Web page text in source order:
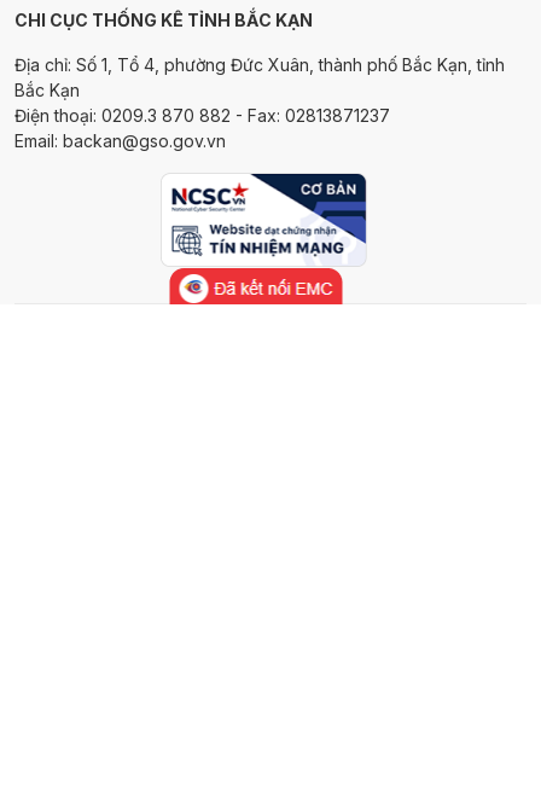
CHI CỤC THỐNG KÊ TỈNH BẮC KẠN
Địa chỉ: Số 1, Tổ 4, phường Đức Xuân, thành phố Bắc Kạn, tỉnh
Bắc Kạn
Điện thoại: 0209.3 870 882 - Fax: 02813871237
Email: backan@gso.gov.vn